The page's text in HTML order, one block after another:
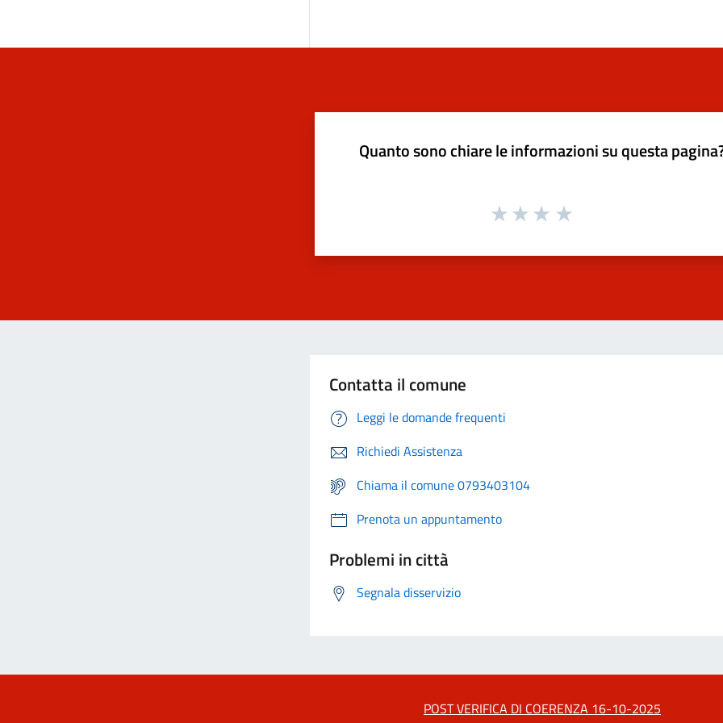
Quanto sono chiare le informazioni su questa
Contatta il comune
Leggi le domande frequenti
Richiedi Assistenza
Chiama il comune 0793403104
Prenota un appuntamento
Problemi in città
Segnala disservizio
POST VERIFICA DI COERENZA 16-10-2025